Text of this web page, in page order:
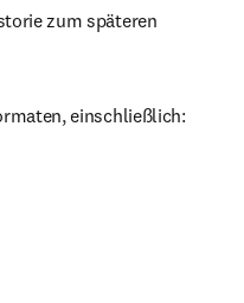
zum späteren
einschließlich: